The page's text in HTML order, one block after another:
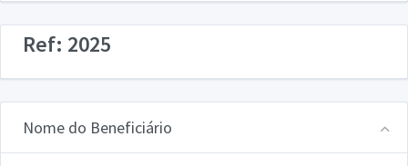
Ref: 2025
Nome do Beneficiário